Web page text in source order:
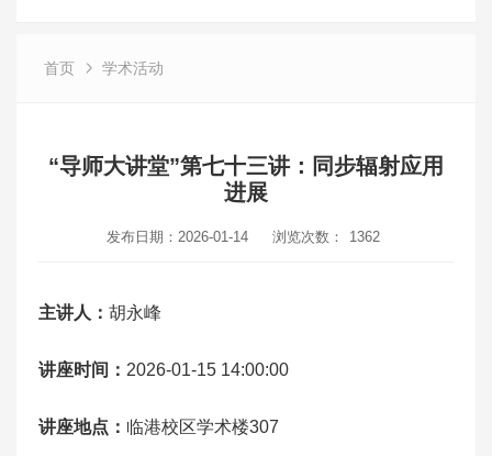
首页 学术活动
“导师大讲堂”第七十三讲：同步辐射应用
进展
发布日期：2026-01-14 浏览次数： 1362
主讲人： 胡永峰
讲座时间： 2026-01-15 14:00:00
讲座地点： 临港校区学术楼307